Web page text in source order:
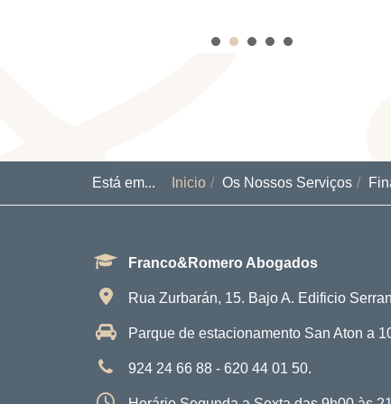
mejor resultado posible. Me
un abogado de confianza,
todo, Dr. Carlos.
Está em... Inicio Os Nossos Serviços
Franco&Romero Abogados
Rua Zurbarán, 15. Bajo A. Edificio
Parque de estacionamento San Aton a
924 24 66 88 - 620 44 01 50.